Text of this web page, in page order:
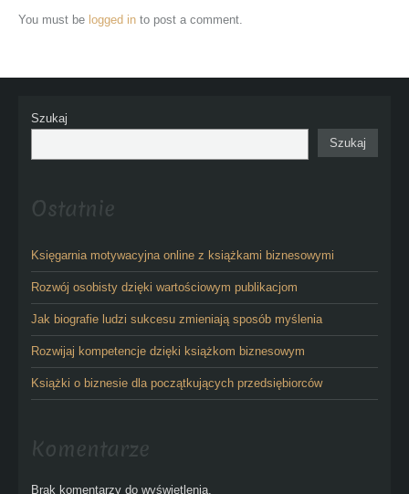
You must be logged in to post a comment.
Szukaj
Szukaj
Ostatnie
Księgarnia motywacyjna online z książkami biznesowymi
Rozwój osobisty dzięki wartościowym publikacjom
Jak biografie ludzi sukcesu zmieniają sposób myślenia
Rozwijaj kompetencje dzięki książkom biznesowym
Książki o biznesie dla początkujących przedsiębiorców
Komentarze
Brak komentarzy do wyświetlenia.